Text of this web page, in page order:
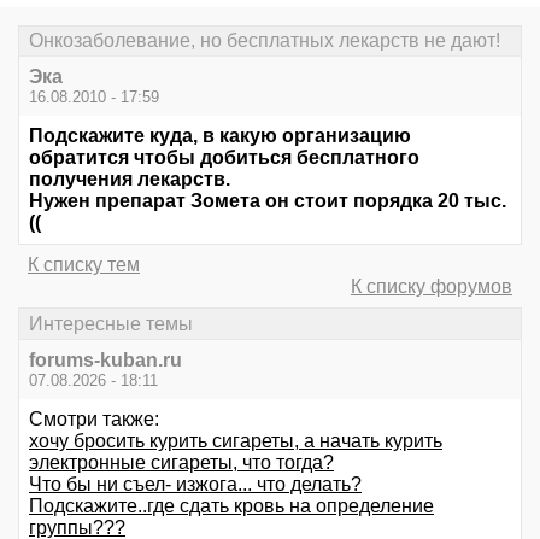
Онкозаболевание, но бесплатных лекарств не дают!
Эка
16.08.2010 - 17:59
Подскажите куда, в какую организацию
обратится чтобы добиться бесплатного
получения лекарств.
Нужен препарат Зомета он стоит порядка 20 тыс.
((
К списку тем
К списку форумов
Интересные темы
forums-kuban.ru
07.08.2026 - 18:11
Смотри также:
хочу бросить курить сигареты, а начать курить
электронные сигареты, что тогда?
Что бы ни съел- изжога... что делать?
Подскажите..где сдать кровь на определение
группы???